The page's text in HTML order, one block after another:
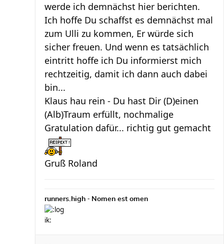
werde ich demnächst hier berichten.
Ich hoffe Du schaffst es demnächst mal
zum Ulli zu kommen, Er würde sich
sicher freuen. Und wenn es tatsächlich
eintritt hoffe ich Du informierst mich
rechtzeitig, damit ich dann auch dabei
bin...
Klaus hau rein - Du hast Dir (D)einen
(Alb)Traum erfüllt, nochmalige
Gratulation dafür... richtig gut gemacht
Gruß Roland
runners.high - Nomen est omen